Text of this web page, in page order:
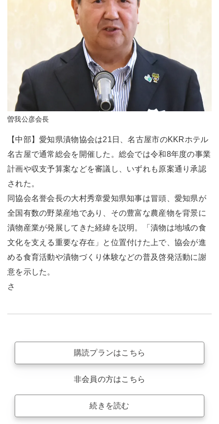
曽我公彦会長
【中部】愛知県漬物協会は21日、名古屋市のKKRホテル
名古屋で通常総会を開催した。総会では令和8年度の事業
計画や収支予算案などを審議し、いずれも原案通り承認
された。
同協会名誉会長の大村秀章愛知県知事は冒頭、愛知県が
全国有数の野菜産地であり、その豊富な農産物を背景に
漬物産業が発展してきた経緯を説明。「漬物は地域の食
文化を支える重要な存在」と位置付けた上で、協会が進
める食育活動や漬物づくり体験などの普及啓発活動に謝
意を示した。
さ
購読プランはこちら
非会員の方はこちら
続きを読む